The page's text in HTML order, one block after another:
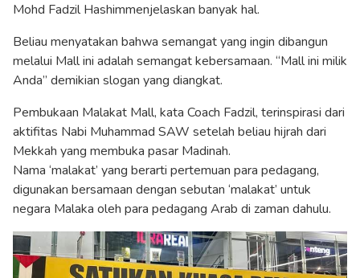
Mohd Fadzil Hashimmenjelaskan banyak hal.
Beliau menyatakan bahwa semangat yang ingin dibangun
melalui Mall ini adalah semangat kebersamaan. “Mall ini milik
Anda” demikian slogan yang diangkat.
Pembukaan Malakat Mall, kata Coach Fadzil, terinspirasi dari
aktifitas Nabi Muhammad SAW setelah beliau hijrah dari
Mekkah yang membuka pasar Madinah.
Nama ‘malakat’ yang berarti pertemuan para pedagang,
digunakan bersamaan dengan sebutan ‘malakat’ untuk
negara Malaka oleh para pedagang Arab di zaman dahulu.